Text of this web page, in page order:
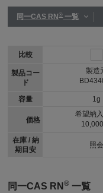
同一CAS RN®一覧
比較
製品コー
ド
容量
価格
在庫 / 納
期目安
製造
1g
希望納
照会
同一CAS RN® 一覧